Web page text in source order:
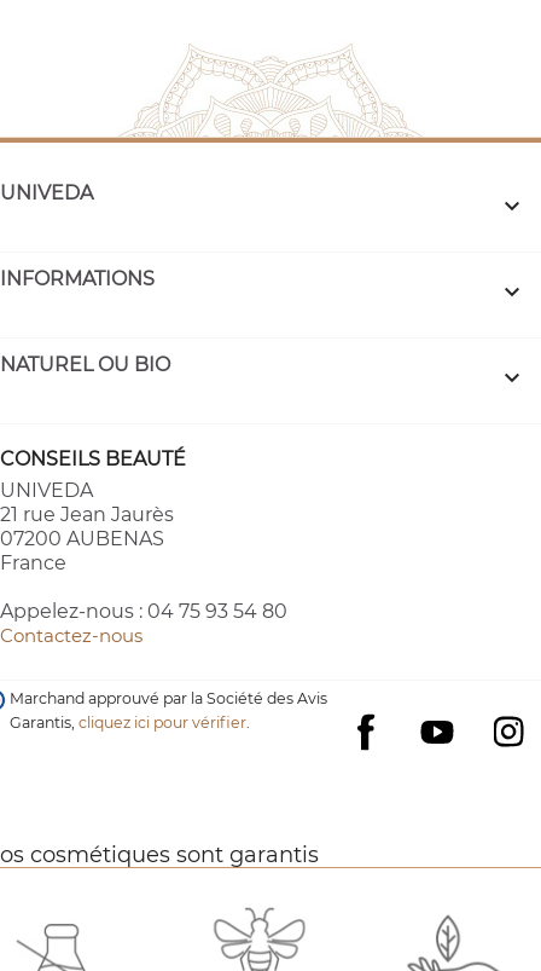
UNIVEDA 
INFORMATIONS 
NATUREL OU BIO 
CONSEILS BEAUTÉ
UNIVEDA
21 rue Jean Jaurès
07200 AUBENAS
France
Appelez-nous : 04 75 93 54 80
Contactez-nous
Facebook
YouTube
Marchand approuvé par la Société des Avis
Garantis,cliquez ici pour vérifier.
cosmétiques sont garantis